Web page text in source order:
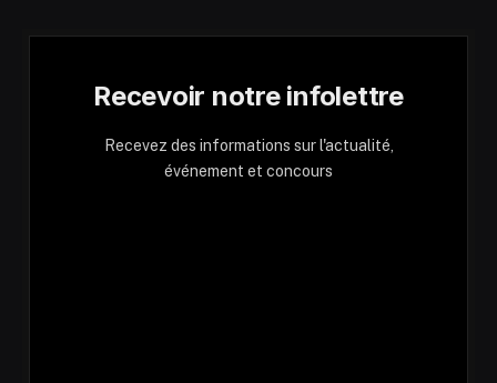
Recevoir notre infolettre
Recevez des informations sur l'actualité,
événement et concours